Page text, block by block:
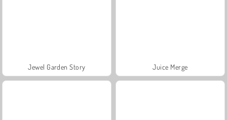
Jewel Garden Story Juice Merge